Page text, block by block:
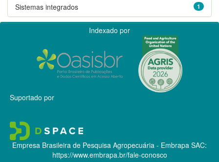
1
Sistemas integrados
Indexado por
Suportado por
Empresa Brasileira de Pesquisa Agropecuária - Embrapa SAC:
https://www.embrapa.br/fale-conosco